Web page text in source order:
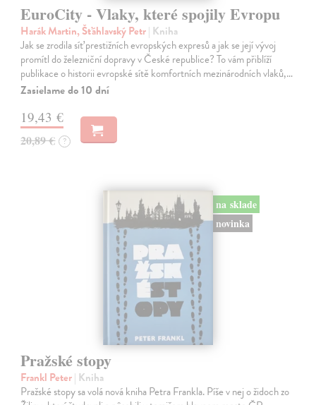
EuroCity - Vlaky, které spojily Evropu
Harák Martin, Šťáhlavský Petr| Kniha
Jak se zrodila síť prestižních evropských expresů a jak se její vývoj
promítl do železniční dopravy v České republice? To vám přiblíží
publikace o historii evropské sítě komfortních mezinárodních vlaků,…
Zasielame do 10 dní
19,43 €
20,89 € ?
na sklade
novinka
Pražské stopy
Frankl Peter| Kniha
Pražské stopy sa volá nová kniha Petra Frankla. Píše v nej o židoch zo